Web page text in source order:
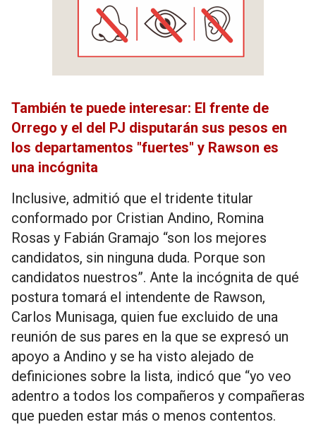
También te puede interesar: El frente de
Orrego y el del PJ disputarán sus pesos en
los departamentos "fuertes" y Rawson es
una incógnita
Inclusive, admitió que el tridente titular
conformado por Cristian Andino, Romina
Rosas y Fabián Gramajo “son los mejores
candidatos, sin ninguna duda. Porque son
candidatos nuestros”. Ante la incógnita de qué
postura tomará el intendente de Rawson,
Carlos Munisaga, quien fue excluido de una
reunión de sus pares en la que se expresó un
apoyo a Andino y se ha visto alejado de
definiciones sobre la lista, indicó que “yo veo
adentro a todos los compañeros y compañeras
que pueden estar más o menos contentos.